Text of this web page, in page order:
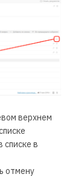
верхнем
списке в
отмену